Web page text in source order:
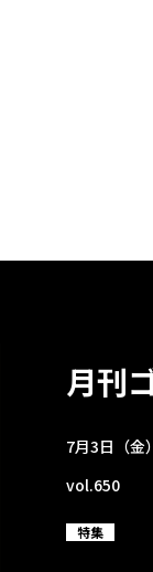
月刊
7月3日（金
vol.650
特集